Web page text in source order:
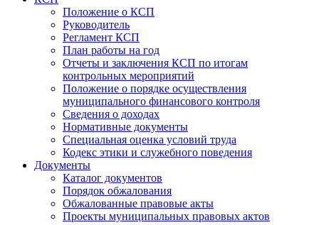
Положение о КСП
Руководитель
Регламент КСП
План работы на год
Отчеты и заключения КСП по итогам
контрольных мероприятий
Положение о порядке осуществления
муниципального финансового контроля
Сведения о доходах
Нормативные документы
Специальная оценка условий труда
Кодекс этики и служебного поведения
Документы
Каталог документов
Порядок обжалования
Обжалованные правовые акты
Проекты муниципальных правовых актов